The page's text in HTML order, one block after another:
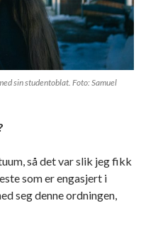
sin studentoblat. Foto: Samuel
så det var slik jeg fikk
som er engasjert i
seg denne ordningen,